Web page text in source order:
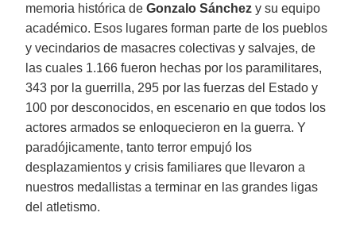
memoria histórica de Gonzalo Sánchez y su equipo
académico. Esos lugares forman parte de los pueblos
y vecindarios de masacres colectivas y salvajes, de
las cuales 1.166 fueron hechas por los paramilitares,
343 por la guerrilla, 295 por las fuerzas del Estado y
100 por desconocidos, en escenario en que todos los
actores armados se enloquecieron en la guerra. Y
paradójicamente, tanto terror empujó los
desplazamientos y crisis familiares que llevaron a
nuestros medallistas a terminar en las grandes ligas
del atletismo.